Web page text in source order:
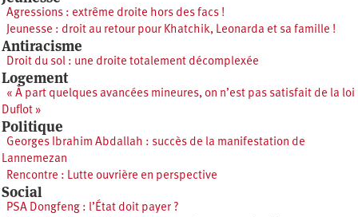
Agressions : extrême droite hors des facs !
Jeunesse : droit au retour pour Khatchik, Leonarda et sa famille !
Antiracisme
Droit du sol : une droite totalement décomplexée
Logement
« À part quelques avancées mineures, on n’est pas satisfait de la loi
Duflot »
Politique
Georges Ibrahim Abdallah : succès de la manifestation de
Lannemezan
Rencontre : Lutte ouvrière en perspective
Social
PSA Dongfeng : l’État doit payer ?